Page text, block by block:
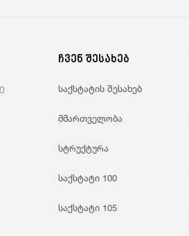
ჩვენ შესახებ
საქსტატის შესახებ
მმართველობა
სტრუქტურა
საქსტატი 100
საქსტატი 105